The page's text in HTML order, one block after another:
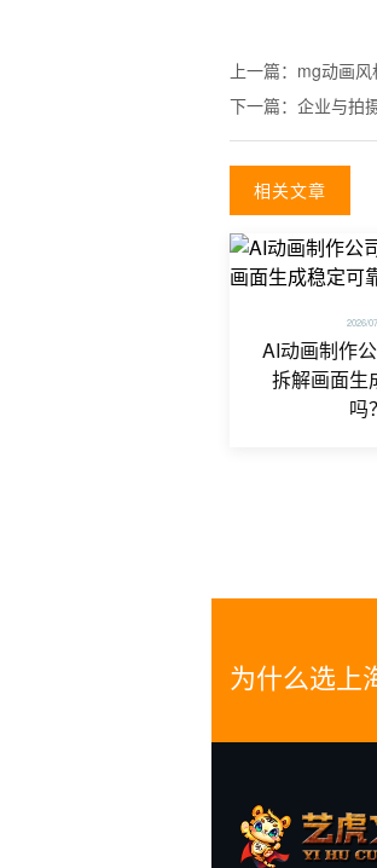
上一篇： mg动画
下一篇： 企业与拍
相关文章
2026/
AI动画制作
拆解画面生
吗
为什么选上